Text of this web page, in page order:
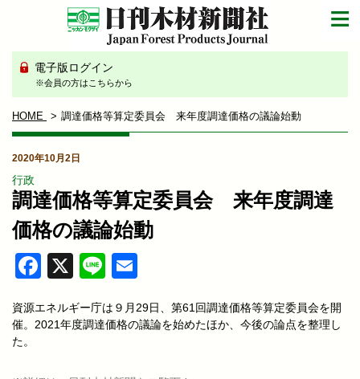
電子版ログイン
※会員の方はこちらから
HOME 調達価格等算定委員会 来年度調達価格の議論始動
2020年10月2日
行政
調達価格等算定委員会 来年度調達
価格の議論始動
Facebook
X Line
資源エネルギー庁は９月29日、第61回調達価格等算定委員会を開
催。2021年度調達価格の議論を始めたほか、今後の論点を整理し
た。